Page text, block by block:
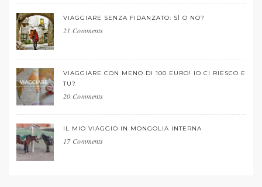
VIAGGIARE SENZA FIDANZATO: SÌ O NO?
21 Comments
VIAGGIARE CON MENO DI 100 EURO! IO CI RIESCO E
TU?
20 Comments
IL MIO VIAGGIO IN MONGOLIA INTERNA
17 Comments